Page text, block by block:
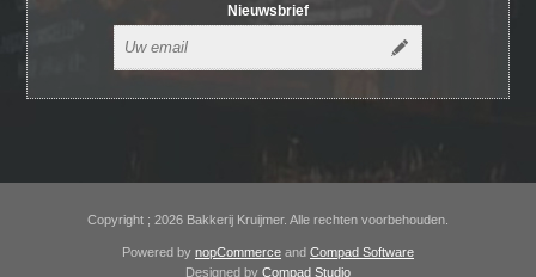
Nieuwsbrief
Copyright ; 2026 Bakkerij Kruijmer. Alle rechten voorbehouden.
Powered by nopCommerce and Compad Software
Designed by Compad Studio